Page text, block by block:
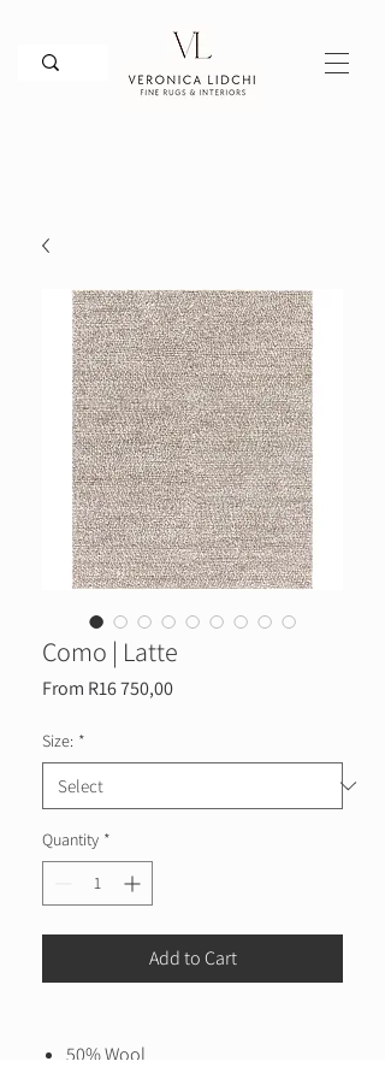
Como | Latte
From R16 750,00Sale
Size: *
Quantity *
Add to Cart
50% Wool